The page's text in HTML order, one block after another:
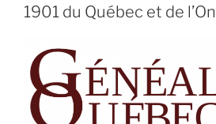
1901 du Québec et de